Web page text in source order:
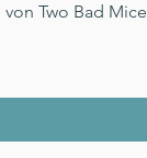
Two Bad Mice